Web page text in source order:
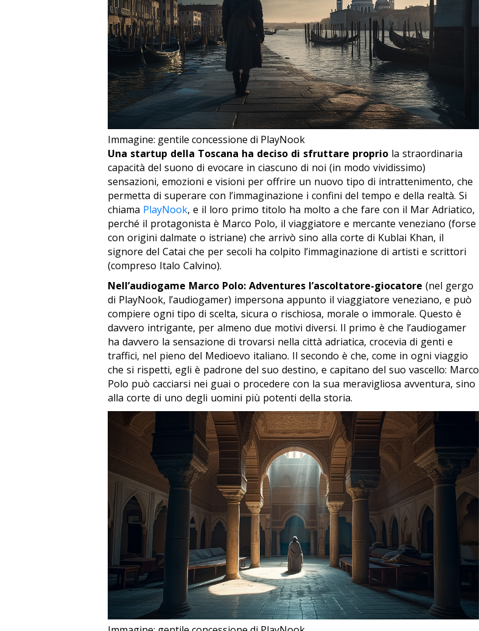
Immagine: gentile concessione di PlayNook
Una startup della Toscana ha deciso di sfruttare proprio la straordinaria
capacità del suono di evocare in ciascuno di noi (in modo vividissimo)
sensazioni, emozioni e visioni per offrire un nuovo tipo di intrattenimento, che
permetta di superare con l’immaginazione i confini del tempo e della realtà. Si
chiama PlayNook, e il loro primo titolo ha molto a che fare con il Mar Adriatico,
perché il protagonista è Marco Polo, il viaggiatore e mercante veneziano (forse
con origini dalmate o istriane) che arrivò sino alla corte di Kublai Khan, il
signore del Catai che per secoli ha colpito l’immaginazione di artisti e scrittori
(compreso Italo Calvino).
Nell’audiogame Marco Polo: Adventures l’ascoltatore-giocatore (nel gergo
di PlayNook, l’audiogamer) impersona appunto il viaggiatore veneziano, e può
compiere ogni tipo di scelta, sicura o rischiosa, morale o immorale. Questo è
davvero intrigante, per almeno due motivi diversi. Il primo è che l’audiogamer
ha davvero la sensazione di trovarsi nella città adriatica, crocevia di genti e
traffici, nel pieno del Medioevo italiano. Il secondo è che, come in ogni viaggio
che si rispetti, egli è padrone del suo destino, e capitano del suo vascello: Marco
Polo può cacciarsi nei guai o procedere con la sua meravigliosa avventura, sino
alla corte di uno degli uomini più potenti della storia.